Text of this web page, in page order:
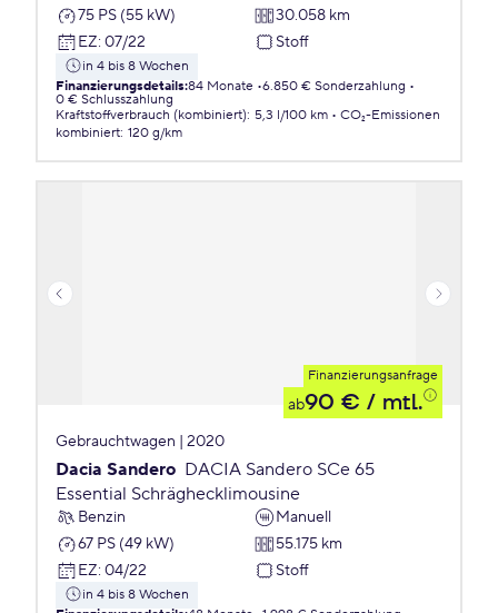
75 PS (55 kW)
30.058 km
EZ: 07/22 Stoff
in 4 bis 8 Wochen
Finanzierungsdetails:84 Monate 6.850 € Sonderzahlung
0 € Schlusszahlung
Kraftstoffverbrauch (kombiniert): 5,3 l/100 km
CO₂-Emissionen
kombiniert: 120 g/km
Finanzierungsanfrage
ab90 € / mtl.
Gebrauchtwagen | 2020
Dacia Sandero DACIA Sandero SCe 65
Essential Schräghecklimousine
Benzin
Manuell
67 PS (49 kW)
55.175 km
EZ: 04/22 Stoff
in 4 bis 8 Wochen